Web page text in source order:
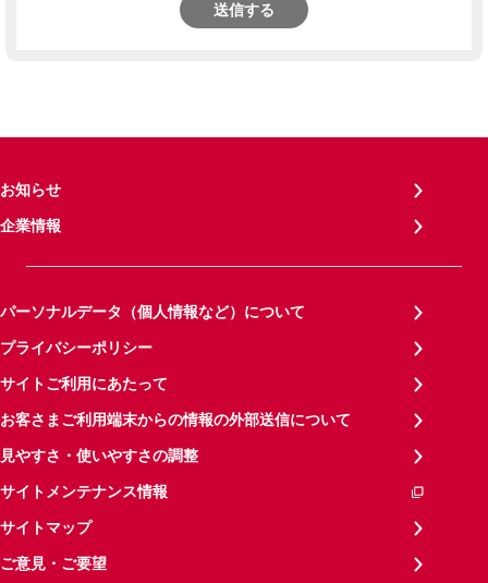
送信する
お知らせ
企業情報
パーソナルデータ（個人情報など）について
プライバシーポリシー
サイトご利用にあたって
お客さまご利用端末からの情報の外部送信について
見やすさ・使いやすさの調整
サイトメンテナンス情報
サイトマップ
ご意見・ご要望